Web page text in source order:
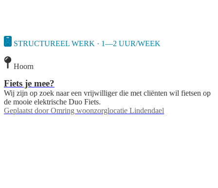
STRUCTUREEL WERK · 1—2 UUR/WEEK
Hoorn
Fiets je mee?
Wij zijn op zoek naar een vrijwilliger die met cliënten wil fietsen op
de mooie elektrische Duo Fiets.
Geplaatst door Omring woonzorglocatie Lindendael